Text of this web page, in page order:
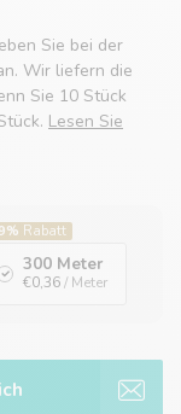
Sie bei der
Wir liefern die
Sie 10 Stück
Lesen Sie
Rabatt
300 Meter
€0,36/ Meter